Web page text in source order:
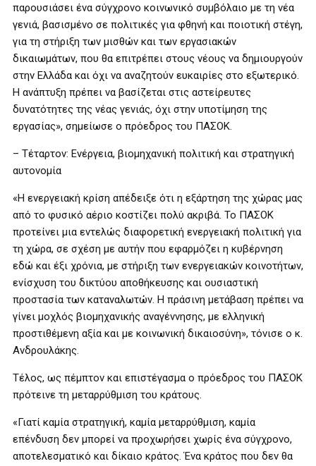
παρουσιάσει ένα σύγχρονο κοινωνικό συμβόλαιο με τη νέα
γενιά, βασισμένο σε πολιτικές για φθηνή και ποιοτική στέγη,
για τη στήριξη των μισθών και των εργασιακών
δικαιωμάτων, που θα επιτρέπει στους νέους να δημιουργούν
στην Ελλάδα και όχι να αναζητούν ευκαιρίες στο εξωτερικό.
Η ανάπτυξη πρέπει να βασίζεται στις αστείρευτες
δυνατότητες της νέας γενιάς, όχι στην υποτίμηση της
εργασίας», σημείωσε ο πρόεδρος του ΠΑΣΟΚ.
– Τέταρτον: Ενέργεια, βιομηχανική πολιτική και στρατηγική
αυτονομία
«Η ενεργειακή κρίση απέδειξε ότι η εξάρτηση της χώρας μας
από το φυσικό αέριο κοστίζει πολύ ακριβά. Το ΠΑΣΟΚ
προτείνει μια εντελώς διαφορετική ενεργειακή πολιτική για
τη χώρα, σε σχέση με αυτήν που εφαρμόζει η κυβέρνηση
εδώ και έξι χρόνια, με στήριξη των ενεργειακών κοινοτήτων,
ενίσχυση του δικτύου αποθήκευσης και ουσιαστική
προστασία των καταναλωτών. Η πράσινη μετάβαση πρέπει να
γίνει μοχλός βιομηχανικής αναγέννησης, με ελληνική
προστιθέμενη αξία και με κοινωνική δικαιοσύνη», τόνισε ο κ.
Ανδρουλάκης.
Τέλος, ως πέμπτον και επιστέγασμα ο πρόεδρος του ΠΑΣΟΚ
πρότεινε τη μεταρρύθμιση του κράτους.
«Γιατί καμία στρατηγική, καμία μεταρρύθμιση, καμία
επένδυση δεν μπορεί να προχωρήσει χωρίς ένα σύγχρονο,
αποτελεσματικό και δίκαιο κράτος. Ένα κράτος που δεν θα